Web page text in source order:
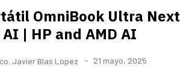
OmniBook Ultra ​Next
AI | HP and AMD AI
Javier Blas Lopez 21 mayo, 2025